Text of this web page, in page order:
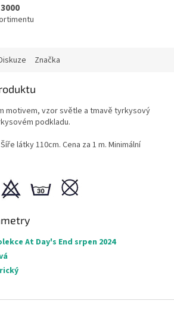
Značka
motivem, vzor světle a tmavě tyrkysový
podkladu.
látky 110cm. Cena za 1 m. Minimální
At Day's End srpen 2024